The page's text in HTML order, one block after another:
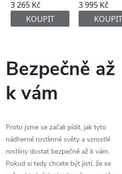
Bezpečně až
k vám
Proto jsme se začali pídit, jak tyto
nádherné rostlinné světy a vzrostlé
rostliny dostat bezpečně až k vám.
Pokud si tedy chcete být jistí, že se